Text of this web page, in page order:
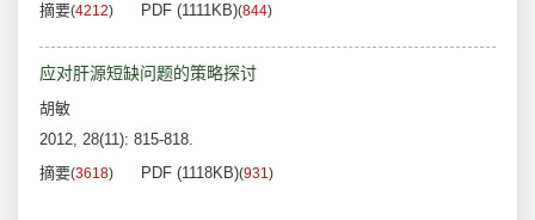
摘要(4212) PDF (1111KB)(844)
应对肝源短缺问题的策略探讨
胡敏
2012, 28(11): 815-818.
摘要(3618) PDF (1118KB)(931)